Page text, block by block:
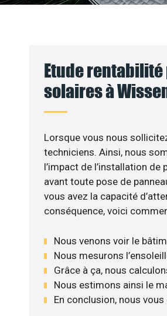
Etude
solaires à
Lorsque vous nous
techniciens. Ainsi, nous
l’impact de l’installation
avant toute pose de
vous avez la capacité
conséquence, voici
Nous venons voir le
Nous mesurons
Grâce à ça, nous
Nous estimons ainsi le
En conclusion, nous